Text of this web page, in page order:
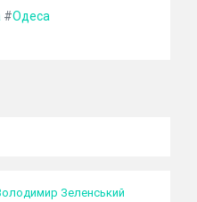
#Одеса
Зеленський